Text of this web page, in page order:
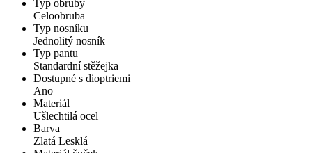
Typ obruby
Celoobruba
Typ nosníku
Jednolitý nosník
Typ pantu
Standardní stěžejka
Dostupné s dioptriemi
Ano
Materiál
Ušlechtilá ocel
Barva
Zlatá Lesklá